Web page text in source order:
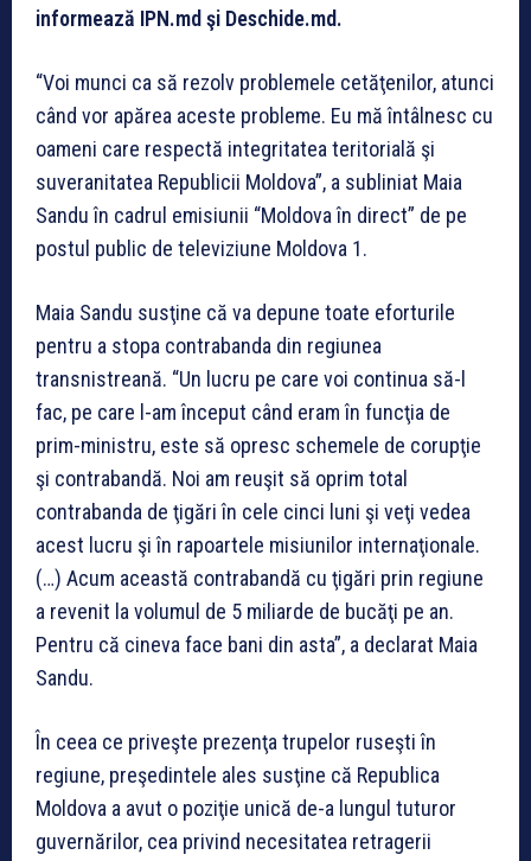
informează IPN.md şi Deschide.md.
“Voi munci ca să rezolv problemele cetăţenilor, atunci
când vor apărea aceste probleme. Eu mă întâlnesc cu
oameni care respectă integritatea teritorială şi
suveranitatea Republicii Moldova”, a subliniat Maia
Sandu în cadrul emisiunii “Moldova în direct” de pe
postul public de televiziune Moldova 1.
Maia Sandu susţine că va depune toate eforturile
pentru a stopa contrabanda din regiunea
transnistreană. “Un lucru pe care voi continua să-l
fac, pe care l-am început când eram în funcţia de
prim-ministru, este să opresc schemele de corupţie
şi contrabandă. Noi am reuşit să oprim total
contrabanda de ţigări în cele cinci luni şi veţi vedea
acest lucru şi în rapoartele misiunilor internaţionale.
(…) Acum această contrabandă cu ţigări prin regiune
a revenit la volumul de 5 miliarde de bucăţi pe an.
Pentru că cineva face bani din asta”, a declarat Maia
Sandu.
În ceea ce priveşte prezenţa trupelor ruseşti în
regiune, preşedintele ales susţine că Republica
Moldova a avut o poziţie unică de-a lungul tuturor
guvernărilor, cea privind necesitatea retragerii